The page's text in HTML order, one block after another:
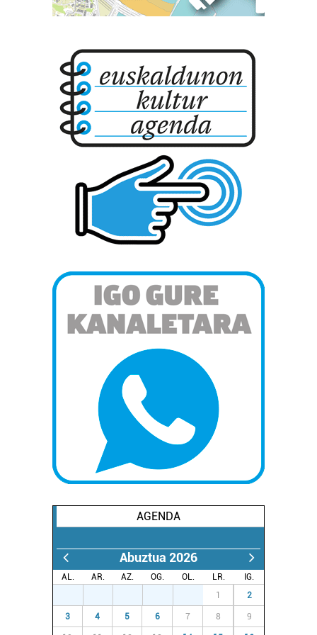
pertsonalizatuak eskaintzeko, iragarkiak eta edukia
produktuak garatzeko. Zure datuak nork eta zertarako
erabiltzen dituen hauta dezakezu.
Bazkide batzuek ez dizute baimenik eskatzen, eta beren
interes komertzial legitimoetan babesten dira. Ikusi gure
bazkideen zerrenda, beren ustez zein helburutarako
duten interes legitimoa eta horren aurka nola egin
Lortu zure datu pertsonalak prozesatzeko moduari
buruzko informazio gehiago eta ezarri zure lehentasunak
datuen atalean. Edozein unetan alda edo ken dezakezu
Webgune honek cookie propioak eta hirugarrenen cookie-
fitxategiak erabiltzen ditu. Zure esperientzia eta
zerbitzuak hobetzeko asmoz, cookie teknologiaz
erabiltzeko baimen esplizitua ematen diguzu.
AGENDA
Abuztua 2026
AL. AR. AZ. OG. OL. LR.
IG.
1 2
3 4 5 6 7 8 9